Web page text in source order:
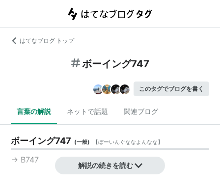
はてなブログ トップ
ボーイング747
このタグでブログを書く
言葉の解説 ネットで話題 関連ブログ
ボーイング747 (一般) 【ぼーいんぐななよんなな】
→ B747
解説の続きを読む